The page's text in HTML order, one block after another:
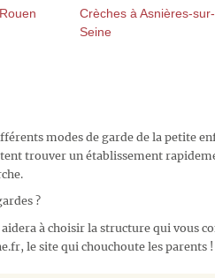
Crèches à Asnières-sur-
Seine
modes de garde de la petite
trouver un établissement
?
aidera à choisir la structure qui vous
le site qui chouchoute les parents !